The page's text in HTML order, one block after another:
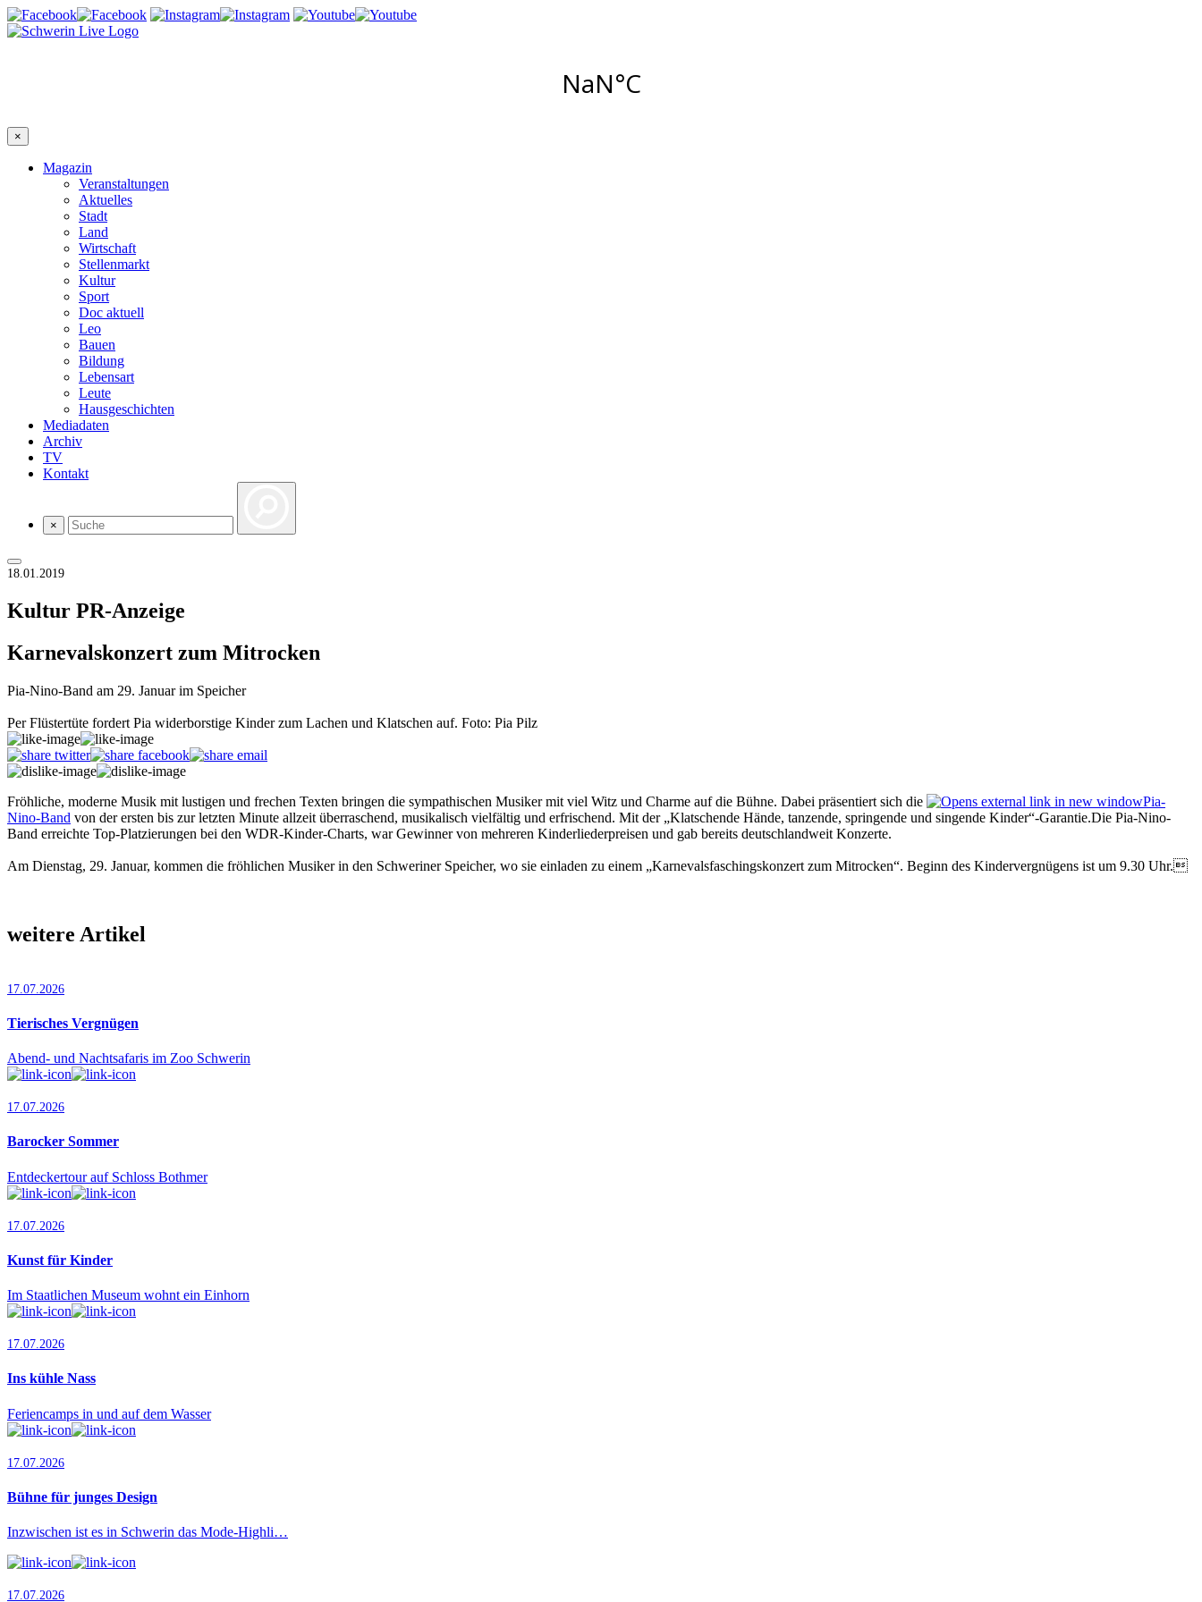
×
Magazin
Veranstaltungen
Aktuelles
Stadt
Land
Wirtschaft
Stellenmarkt
Kultur
Sport
Doc aktuell
Leo
Bauen
Bildung
Lebensart
Leute
Hausgeschichten
Mediadaten
Archiv
TV
Kontakt
×
18.01.2019
Kultur PR-Anzeige
Karnevalskonzert zum Mitrocken
Pia-Nino-Band am 29. Januar im Speicher
Per Flüstertüte fordert Pia widerborstige Kinder zum Lachen und Klatschen auf. Foto: Pia Pilz
Fröhliche, moderne Musik mit lus­tigen und frechen Texten bringen die sympathischen Musiker mit viel Witz und Charme auf die Bühne. Dabei präsentiert sich die
Pia-
Nino-Band von der ersten bis zur letzten Minute allzeit überraschend, musikalisch vielfältig und erfrischend. Mit der „Klatschende Hände, tanzende, springende und singende Kinder“-Garantie.Die Pia-Nino-
Band erreichte Top-Platzierungen bei den WDR-Kinder-Charts, war Gewinner von mehreren Kinderliederpreisen und gab bereits deutschlandweit Konzerte.
Am Dienstag, 29. Januar, kommen die fröhlichen Musiker in den Schweriner Speicher, wo sie einladen zu einem „Karnevalsfaschingskonzert zum Mitrocken“. Beginn des Kindervergnügens ist um 9.30 Uhr.
weitere Artikel
17.07.2026
Tierisches Vergnügen
Abend- und Nachtsafaris im Zoo Schwerin
17.07.2026
Barocker Sommer
Entdeckertour auf Schloss Bothmer
17.07.2026
Kunst für Kinder
Im Staatlichen Museum wohnt ein Einhorn
17.07.2026
Ins kühle Nass
Feriencamps in und auf dem Wasser
17.07.2026
Bühne für junges Design
Inzwischen ist es in Schwerin das Mode-Highli…
17.07.2026